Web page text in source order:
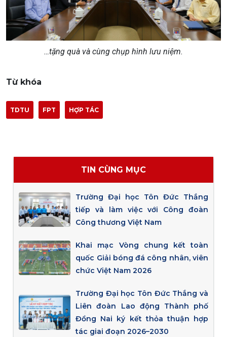
…tặng quà và cùng chụp hình lưu niệm.
Từ khóa
TDTU FPT HỢP TÁC
TIN CÙNG MỤC
Trường Đại học Tôn Đức Thắng
tiếp và làm việc với Công đoàn
Công thương Việt Nam
Khai mạc Vòng chung kết toàn
quốc Giải bóng đá công nhân, viên
chức Việt Nam 2026
Trường Đại học Tôn Đức Thắng và
Liên đoàn Lao động Thành phố
Đồng Nai ký kết thỏa thuận hợp
tác giai đoạn 2026–2030